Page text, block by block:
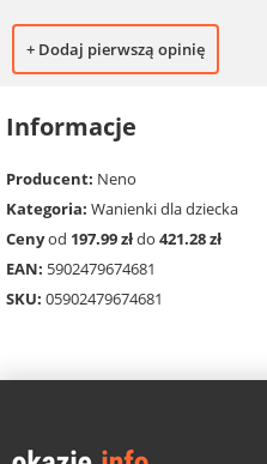
+ Dodaj pierwszą opinię
Informacje
Producent: Neno
Kategoria: Wanienki dla dziecka
Cenyod 197.99 złdo 421.28 zł
EAN: 5902479674681
SKU: 05902479674681